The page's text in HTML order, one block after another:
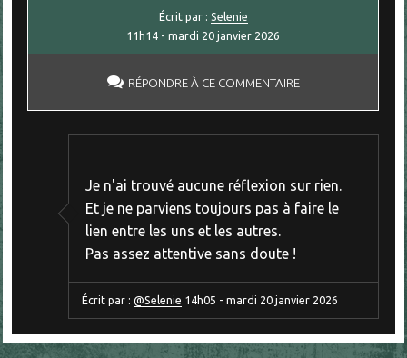
Écrit par : Selenie
11h14 -mardi 20 janvier 2026
RÉPONDRE À CE COMMENTAIRE
Je n'ai trouvé aucune réflexion sur rien.
Et je ne parviens toujours pas à faire le
lien entre les uns et les autres.
Pas assez attentive sans doute !
Écrit par : @Selenie 14h05 - mardi 20 janvier 2026